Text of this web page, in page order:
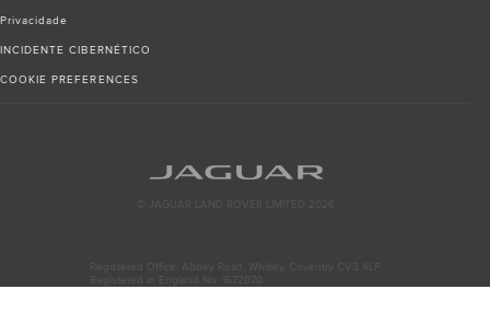
Privacidade
INCIDENTE CIBERNÉTICO
COOKIE PREFERENCES
© JAGUAR LAND ROVER LIMITED 2026
Registered Office: Abbey Road, Whitley, Coventry CV3 4LF
Registered in England No: 1672070